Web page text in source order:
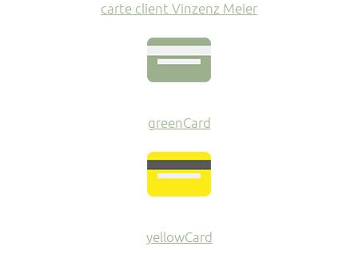
carte client Vinzenz Meier
greenCard
yellowCard